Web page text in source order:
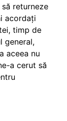
returneze
acordați
timp de
general,
aceea nu
a cerut să